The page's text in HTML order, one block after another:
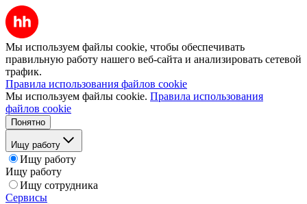
Мы используем файлы cookie, чтобы обеспечивать
правильную работу нашего веб-сайта и анализировать сетевой
трафик.
Правила использования файлов cookie
Мы используем файлы cookie. Правила использования
файлов cookie
Понятно
Ищу работу
Ищу работу
Ищу работу
Ищу сотрудника
Сервисы